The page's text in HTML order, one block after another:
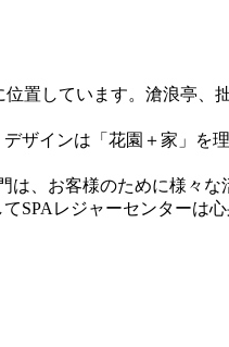
置しています。滄浪亭、
ザインは「花園＋家」を
は、お客様のために様々
SPAレジャーセンターは